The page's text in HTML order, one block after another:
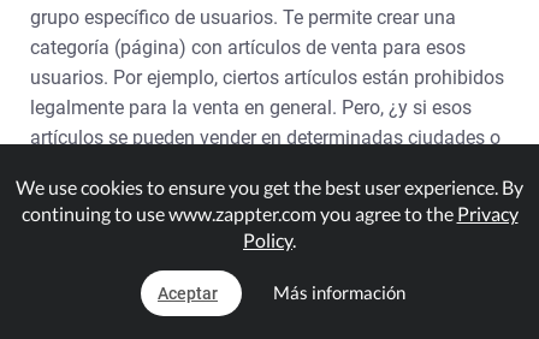
grupo específico de usuarios. Te permite crear una
categoría (página) con artículos de venta para esos
usuarios. Por ejemplo, ciertos artículos están prohibidos
legalmente para la venta en general. Pero, ¿y si esos
artículos se pueden vender en determinadas ciudades o
subpágina y habilitarla sólo para usuarios de esas
ciudades o estados sin dejar de vender completamente
We use cookies to ensure you get the best user experience. By
continuing to use www.zappter.com you agree to the Privacy
Policy.
Aceptar Más información